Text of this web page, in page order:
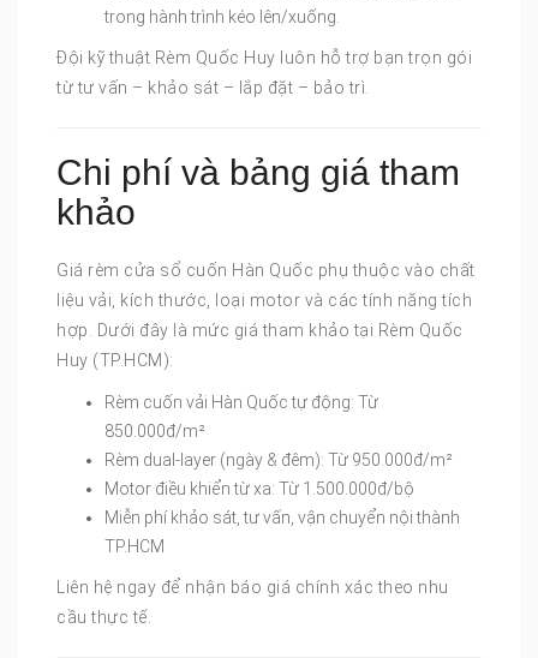
trong hành trình kéo lên/xuống.
Đội kỹ thuật Rèm Quốc Huy luôn hỗ trợ bạn trọn gói
từ tư vấn – khảo sát – lắp đặt – bảo trì.
Chi phí và bảng giá tham
khảo
Giá rèm cửa sổ cuốn Hàn Quốc phụ thuộc vào chất
liệu vải, kích thước, loại motor và các tính năng tích
hợp. Dưới đây là mức giá tham khảo tại Rèm Quốc
Huy (TP.HCM):
Rèm cuốn vải Hàn Quốc tự động: Từ
850.000đ/m²
Rèm dual-layer (ngày & đêm): Từ 950.000đ/m²
Motor điều khiển từ xa: Từ 1.500.000đ/bộ
Miễn phí khảo sát, tư vấn, vận chuyển nội thành
TP.HCM
Liên hệ ngay để nhận báo giá chính xác theo nhu
cầu thực tế.